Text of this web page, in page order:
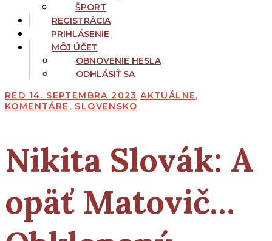
ŠPORT
REGISTRÁCIA
PRIHLÁSENIE
MÔJ ÚČET
OBNOVENIE HESLA
ODHLÁSIŤ SA
RED 14. SEPTEMBRA 2023 AKTUÁLNE,
KOMENTÁRE , SLOVENSKO
Nikita Slovák: A
opäť Matovič…